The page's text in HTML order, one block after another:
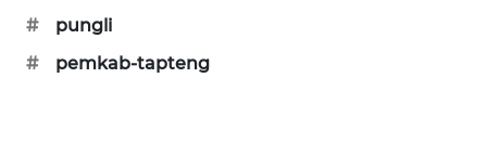
#
pungli
#
pemkab-tapteng
KRT